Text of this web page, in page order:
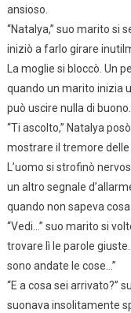
ansioso.
“Natalya,” suo marito si
iniziò a farlo girare
La moglie si bloccò. Un
quando un marito inizia
può uscire nulla di buono.
“Ti ascolto,” Natalya
mostrare il tremore delle
L’uomo si strofinò
un altro segnale
quando non sapeva cosa
“Vedi…” suo marito si
trovare lì le parole
sono andate le cose…”
“E a cosa sei arrivato?”
suonava insolitamente